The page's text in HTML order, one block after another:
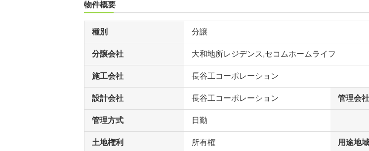
物件概要
種別 分譲
分譲会社 大和地所レジデンス,セコムホームライフ
施工会社 長谷工コーポレーション
設計会社 長谷工コーポレーション 管理会社
管理方式 日勤
土地権利 所有権 用途地域